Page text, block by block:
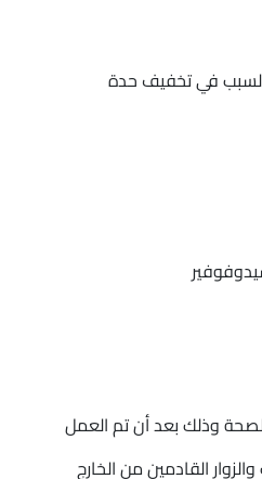
السبب في تخفيف حدة
وذلك بعد أن تم العمل
القادمين من الخارج